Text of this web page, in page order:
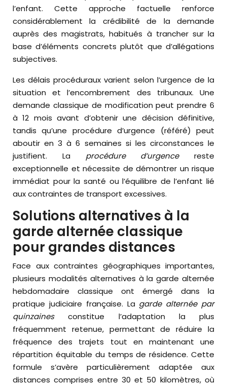
l’enfant. Cette approche factuelle renforce
considérablement la crédibilité de la demande
auprès des magistrats, habitués à trancher sur la
base d’éléments concrets plutôt que d’allégations
subjectives.
Les délais procéduraux varient selon l’urgence de la
situation et l’encombrement des tribunaux. Une
demande classique de modification peut prendre 6
à 12 mois avant d’obtenir une décision définitive,
tandis qu’une procédure d’urgence (référé) peut
aboutir en 3 à 6 semaines si les circonstances le
justifient. La procédure d’urgencereste
exceptionnelle et nécessite de démontrer un risque
immédiat pour la santé ou l’équilibre de l’enfant lié
aux contraintes de transport excessives.
Solutions alternatives à la
garde alternée classique
pour grandes distances
Face aux contraintes géographiques importantes,
plusieurs modalités alternatives à la garde alternée
hebdomadaire classique ont émergé dans la
pratique judiciaire française. La garde alternée par
quinzainesconstitue l’adaptation la plus
fréquemment retenue, permettant de réduire la
fréquence des trajets tout en maintenant une
répartition équitable du temps de résidence. Cette
formule s’avère particulièrement adaptée aux
distances comprises entre 30 et 50 kilomètres, où